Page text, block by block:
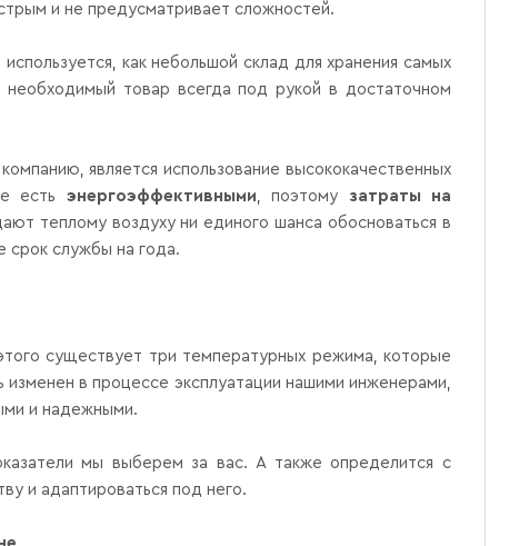
и не предусматривает сложностей.
как небольшой склад для хранения самых
товар всегда под рукой в достаточном
является использование высококачественных
есть энергоэффективными, поэтому затраты на
теплому воздуху ни единого шанса обосноваться в
срок службы на года.
существует три температурных режима, которые
в процессе эксплуатации нашими инженерами,
и надежными.
мы выберем за вас. А также определится с
и адаптироваться под него.